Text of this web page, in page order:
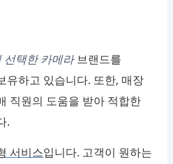
선택한 카메라브랜드를
유하고 있습니다. 또한, 매장
직원의 도움을 받아 적합한
.
서비스입니다. 고객이 원하는